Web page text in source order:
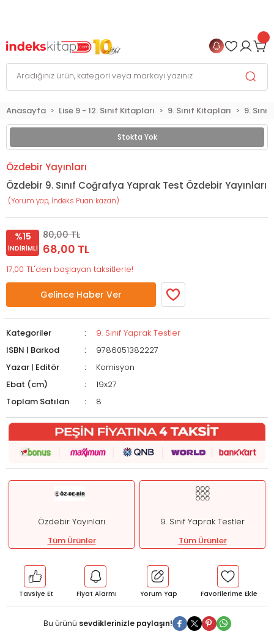
Anasayfa Lise 9 - 12. Sınıf Kitapları 9. Sınıf Kitapları 9.
Stokta Yok
Özdebir Yayınları
Özdebir 9. Sınıf Coğrafya Yaprak Test Özdebir Yayınları
(Yorum yap, İndeks Puan kazan)
%15
İNDIRIMLI
80,00 TL
68,00 TL
17,00 TL'den başlayan taksitlerle!
Gelince Haber Ver
Kategoriler
9. Sınıf Yaprak Testler
ISBN | Barkod
9786051382227
Yazar | Editör
Komisyon
Ebat (cm)
19x27
Toplam Satılan
8
Özdebir Yayınları
Tüm Ürünler
9. Sınıf Yaprak Testler
Tüm Ürünler
Tavsiye Et Fiyat Alarmı Yorum Yap
Bu ürünü sevdiklerinizle paylaşın!